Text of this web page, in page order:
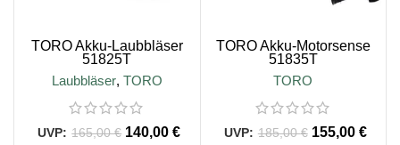
TORO Akku-Laubbläser
51825T
Laubbläser, TORO
165,00€ 140,00€
TORO Akku-Motorsense
51835T
TORO
185,00€ 155,00 €